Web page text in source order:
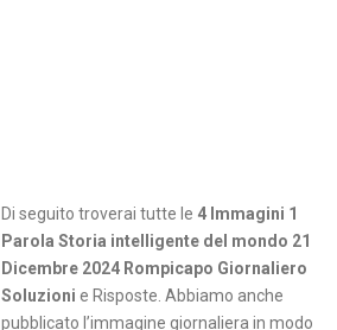
Di seguito troverai tutte le 4 Immagini 1
Parola Storia intelligente del mondo 21
Dicembre 2024 Rompicapo Giornaliero
Soluzioni e Risposte. Abbiamo anche
pubblicato l’immagine giornaliera in modo